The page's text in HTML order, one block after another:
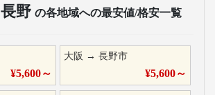
長野 の各地域への最安値/格安一覧
¥5,600～
大阪 →長野市
¥5,600～